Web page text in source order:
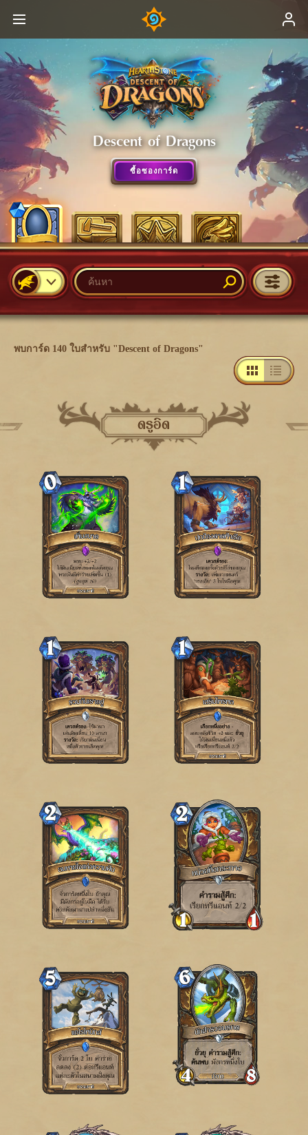
Descent of Dragons
ซื้อซองการ์ด
พบการ์ด 140 ใบสำหรับ "Descent of Dragons"
ดรูอิด